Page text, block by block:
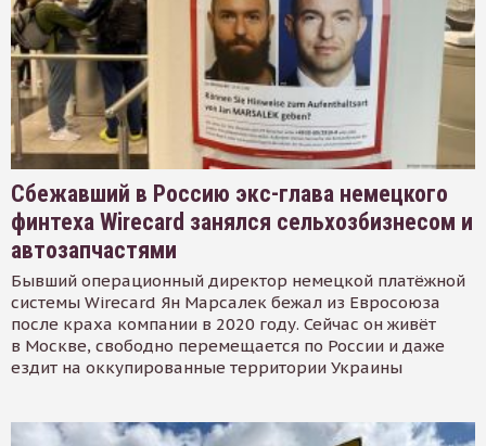
Сбежавший в Россию экс-глава немецкого
финтеха Wirecard занялся сельхозбизнесом и
автозапчастями
Бывший операционный директор немецкой платёжной
системы Wirecard Ян Марсалек бежал из Евросоюза
после краха компании в 2020 году. Сейчас он живёт
в Москве, свободно перемещается по России и даже
ездит на оккупированные территории Украины